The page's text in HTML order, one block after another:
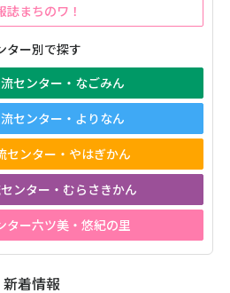
誌まちのワ！
ター別で探す
センター・なごみん
センター・よりなん
センター・やはぎかん
ンター・むらさきかん
ター六ツ美・悠紀の里
新着情報